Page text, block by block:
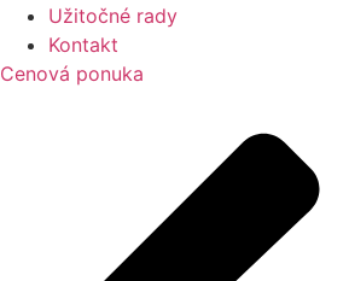
Užitočné rady
Kontakt
Cenová ponuka